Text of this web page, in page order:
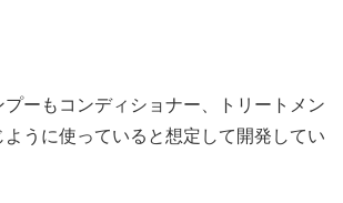
プーもコンディショナー、トリートメン
ように使っていると想定して開発してい